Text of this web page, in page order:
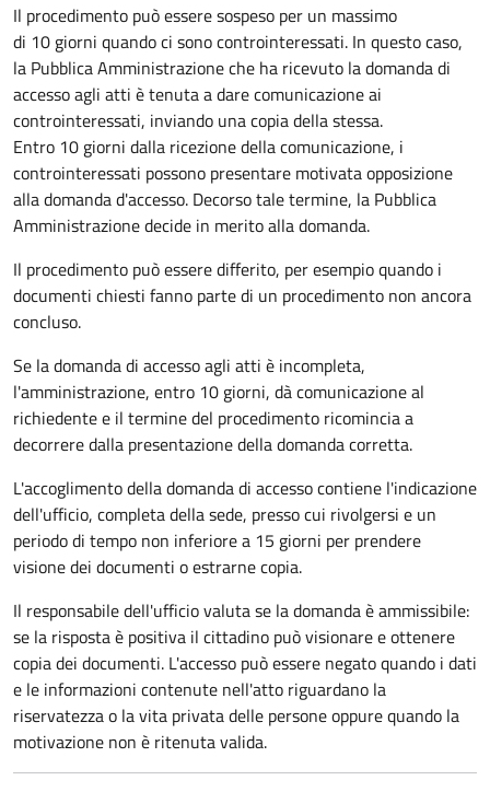
Il procedimento può essere sospeso per un massimo
di 10 giorni quando ci sono controinteressati. In questo caso,
la Pubblica Amministrazione che ha ricevuto la domanda di
accesso agli atti è tenuta a dare comunicazione ai
controinteressati, inviando una copia della stessa.
Entro 10 giorni dalla ricezione della comunicazione, i
controinteressati possono presentare motivata opposizione
alla domanda d'accesso. Decorso tale termine, la Pubblica
Amministrazione decide in merito alla domanda.
Il procedimento può essere differito, per esempio quando i
documenti chiesti fanno parte di un procedimento non ancora
concluso.
Se la domanda di accesso agli atti è incompleta,
l'amministrazione, entro 10 giorni, dà comunicazione al
richiedente e il termine del procedimento ricomincia a
decorrere dalla presentazione della domanda corretta.
L'accoglimento della domanda di accesso contiene l'indicazione
dell'ufficio, completa della sede, presso cui rivolgersi e un
periodo di tempo non inferiore a 15 giorni per prendere
visione dei documenti o estrarne copia.
Il responsabile dell'ufficio valuta se la domanda è ammissibile:
se la risposta è positiva il cittadino può visionare e ottenere
copia dei documenti. L'accesso può essere negato quando i dati
e le informazioni contenute nell'atto riguardano la
riservatezza o la vita privata delle persone oppure quando la
motivazione non è ritenuta valida.